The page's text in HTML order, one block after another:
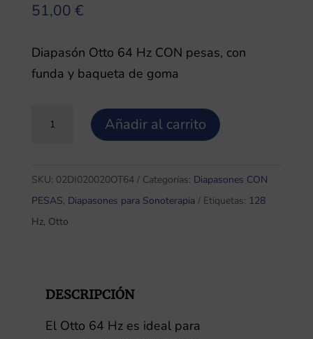
51,00 €
Diapasón Otto 64 Hz CON pesas, con
funda y baqueta de goma
Hz
cantidad
Añadir al carrito
SKU: 02DI020020OT64 Categorías: Diapasones CON
PESAS, Diapasones para Sonoterapia Etiquetas: 128
Hz, Otto
DESCRIPCIÓN
El Otto 64 Hz es ideal para